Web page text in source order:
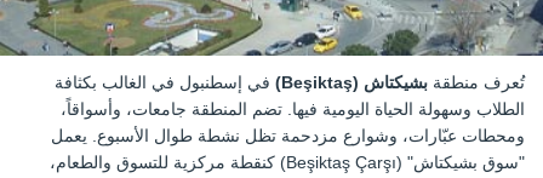
تُعرف منطقة بشيكتاش (Beşiktaş)
في إسطنبول في الغالب بكثافة
الطلاب وسهولة الحياة اليومية فيها. تضم المنطقة جامعات، وأسواقاً،
ومحطات عبّارات، وشوارع مزدحمة تظل نشطة طوال الأسبوع. يعمل
"سوق بشيكتاش" (Beşiktaş Çarşı) كنقطة مركزية للتسوق والطعام،